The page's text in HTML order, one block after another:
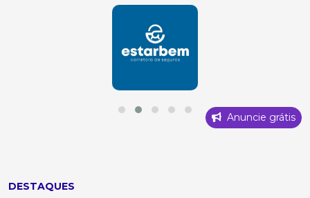
Anuncie grátis
DESTAQUES